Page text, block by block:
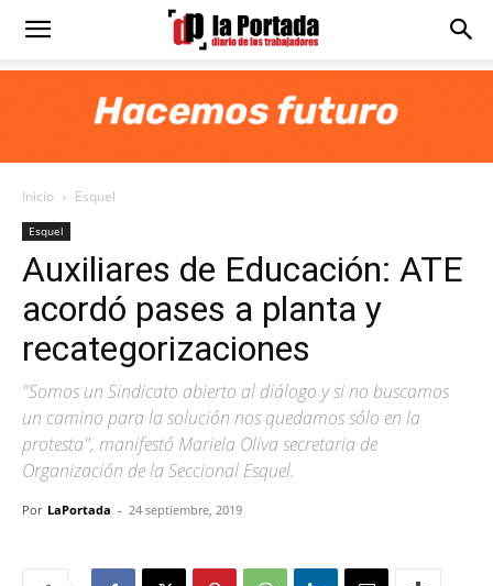
Diario
Portada
Inicio Esquel
Esquel
Auxiliares de Educación: ATE
acordó pases a planta y
recategorizaciones
"Somos un Sindicato abierto al diálogo y si no buscamos
un camino para la solución nos quedamos sólo en la
protesta", manifestó Mariela Oliva secretaria de
Organización de la Seccional Esquel.
Por LaPortada - 24 septiembre, 2019